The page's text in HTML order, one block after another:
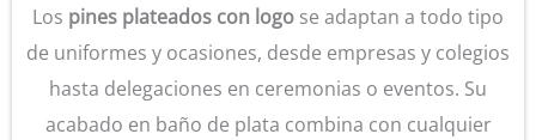
Los pines plateados con logo se adaptan a todo tipo
de uniformes y ocasiones, desde empresas y colegios
hasta delegaciones en ceremonias o eventos. Su
acabado en baño de plata combina con cualquier